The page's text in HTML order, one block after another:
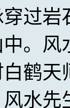
过
。
鹤
水